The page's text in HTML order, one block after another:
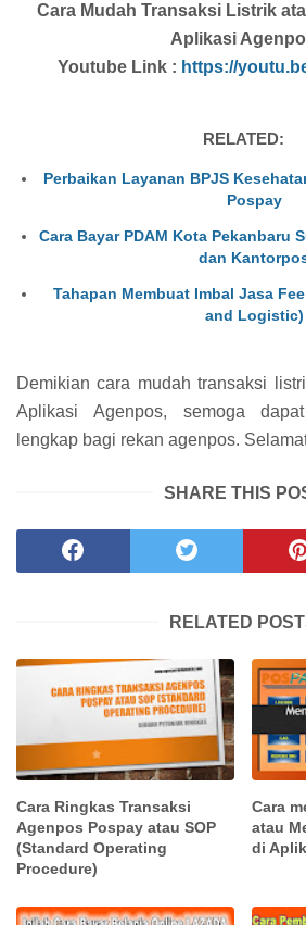
Cara Mudah Transaksi Listrik
Aplikasi
Youtube Link : https://
RELATED:
Perbaikan Layanan BPJS
Pospay
Cara Bayar PDAM Kota Pekanbaru
dan
Tahapan Membuat Imbal Jasa
and Logistic)
Demikian cara mudah transaksi
Aplikasi Agenpos, semoga
lengkap bagi rekan agenpos.
SHARE THIS
RELATED
Cara Ringkas Transaksi
Agenpos Pospay atau SOP
(Standard Operating
Procedure)
Cara
atau
di